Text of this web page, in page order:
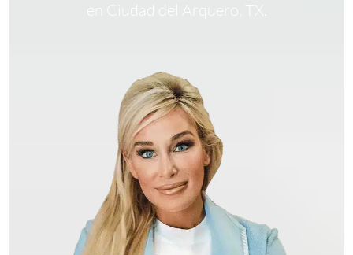
en Ciudad del Arquero, TX.